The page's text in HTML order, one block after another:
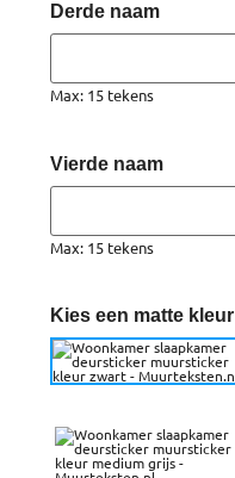
Derde naam
Max: 15 tekens
Vierde naam
Max: 15 tekens
Kies een matte kleur